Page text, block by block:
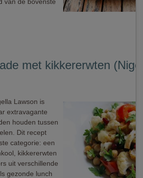
met kikkererwten
Lawson is
extravagante
houden tussen
Dit recept
categorie: een
kikkererwten
uit verschillende
gezonde lunch